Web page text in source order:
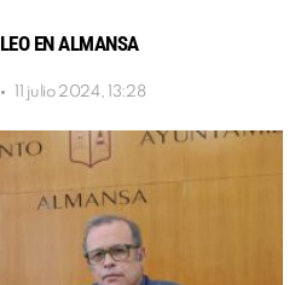
EN ALMANSA
11 julio 2024, 13:28